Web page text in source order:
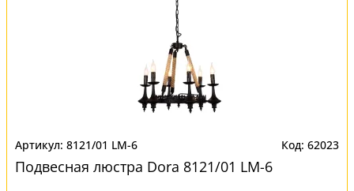
8121/01 LM-6 62023
Подвесная люстра Dora 8121/01 LM-6